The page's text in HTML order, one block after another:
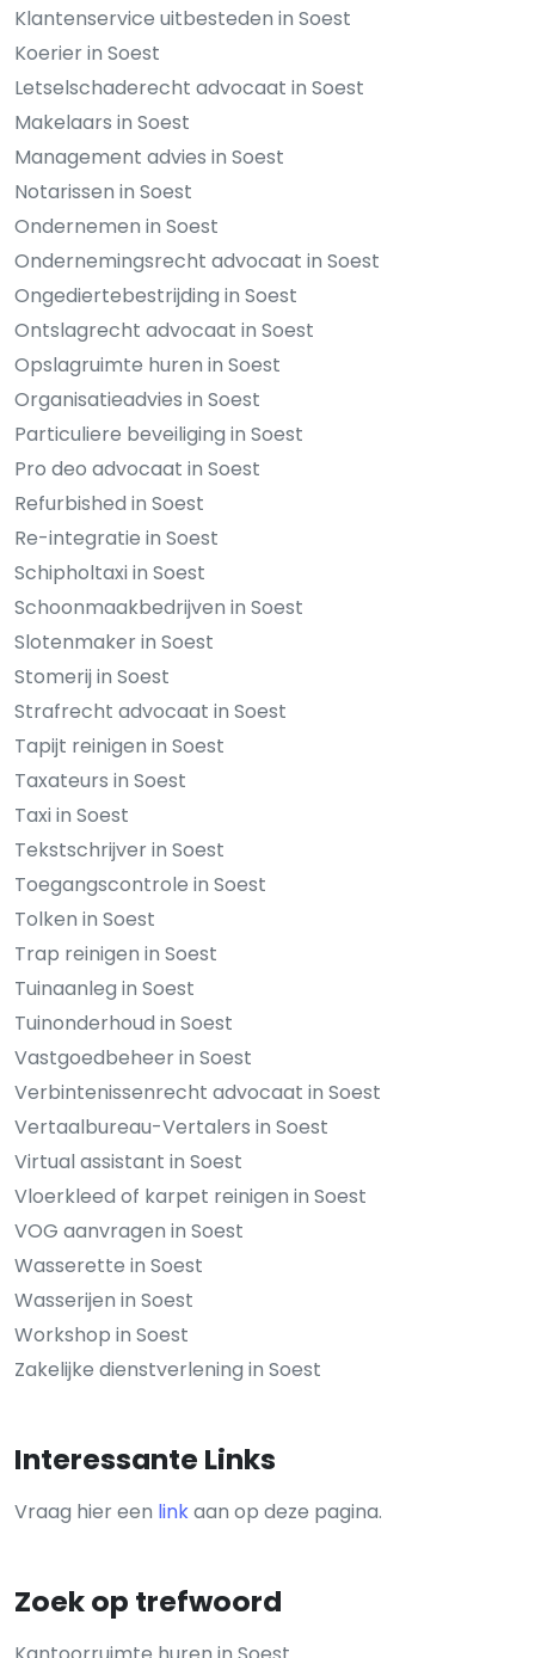
Klantenservice uitbesteden in Soest
Koerier in Soest
Letselschaderecht advocaat in Soest
Makelaars in Soest
Management advies in Soest
Notarissen in Soest
Ondernemen in Soest
Ondernemingsrecht advocaat in Soest
Ongediertebestrijding in Soest
Ontslagrecht advocaat in Soest
Opslagruimte huren in Soest
Organisatieadvies in Soest
Particuliere beveiliging in Soest
Pro deo advocaat in Soest
Refurbished in Soest
Re-integratie in Soest
Schipholtaxi in Soest
Schoonmaakbedrijven in Soest
Slotenmaker in Soest
Stomerij in Soest
Strafrecht advocaat in Soest
Tapijt reinigen in Soest
Taxateurs in Soest
Taxi in Soest
Tekstschrijver in Soest
Toegangscontrole in Soest
Tolken in Soest
Trap reinigen in Soest
Tuinaanleg in Soest
Tuinonderhoud in Soest
Vastgoedbeheer in Soest
Verbintenissenrecht advocaat in Soest
Vertaalbureau-Vertalers in Soest
Virtual assistant in Soest
Vloerkleed of karpet reinigen in Soest
VOG aanvragen in Soest
Wasserette in Soest
Wasserijen in Soest
Workshop in Soest
Zakelijke dienstverlening in Soest
Interessante Links
Vraag hier een linkaan op deze pagina.
Zoek op trefwoord